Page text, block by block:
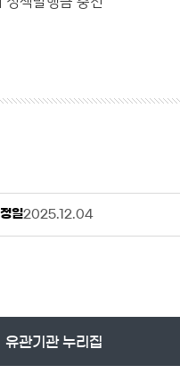
일2025.12.04
유관기관누리집